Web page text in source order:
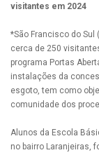
visitantes em 2024
*São Francisco do Sul
cerca de 250
programa Portas
instalações da
esgoto, tem como
comunidade dos
Alunos da Escola
no bairro Laranjeiras,